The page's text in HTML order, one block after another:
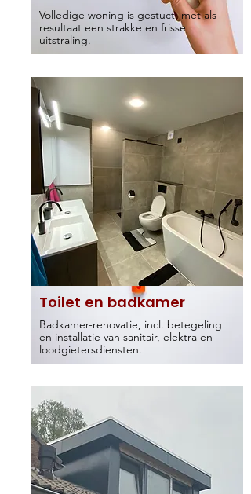
Volledige woning is gestuct, met als
resultaat een strakke en frisse
uitstraling.
Toilet en badkamer
Badkamer-renovatie, incl. betegeling
en installatie van sanitair, elektra en
loodgietersdiensten.